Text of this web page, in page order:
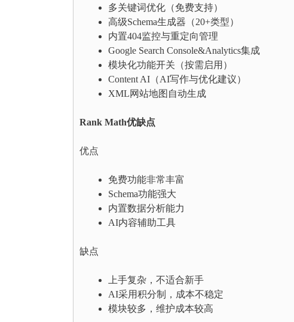
多关键词优化（免费支持）
高级Schema生成器（20+类型）
内置404监控与重定向管理
Google Search Console&Analytics集成
模块化功能开关（按需启用）
Content AI（AI写作与优化建议）
XML网站地图自动生成
Rank Math优缺点
优点
免费功能非常丰富
Schema功能强大
内置数据分析能力
AI内容辅助工具
缺点
上手复杂，不适合新手
AI采用积分制，成本不稳定
模块较多，维护成本较高